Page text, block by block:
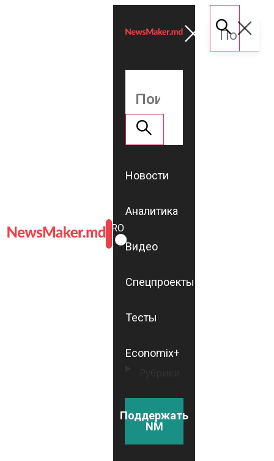
ROMÂNĂ
RU
Новости
Аналитика
Видео
Спецпроекты
Тесты
Economix+
Поддержать
NM